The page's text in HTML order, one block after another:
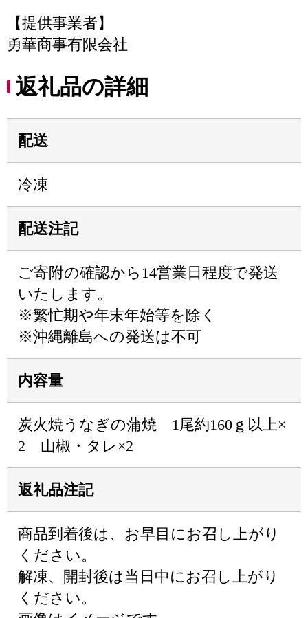
【提供事業者】
勇華商事有限会社
返礼品の詳細
配送
冷凍
配送注記
ご寄附の確認から14営業日程度で発送
いたします。
※繁忙期や年末年始等を除く
※沖縄離島への発送は不可
内容量
炭火焼うなぎの蒲焼 1尾約160ｇ以上×
2 山椒・タレ×2
返礼品注記
商品到着後は、お早目にお召し上がり
ください。
解凍、開封後は当日中にお召し上がり
ください。